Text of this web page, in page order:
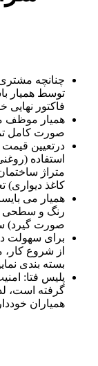
چنانچه
توسط همیار
فاکتور نهایی
همیار موظف
صورت کامل
درتعیین
استفاده
متراژ
کاغذ دیواری)
همیار می
رنگ و سطحی
صورت گیرد)
برای سهولت
از شروع کار،
بسته بندی
پلیس فتا:
گرفته است،
همیاران